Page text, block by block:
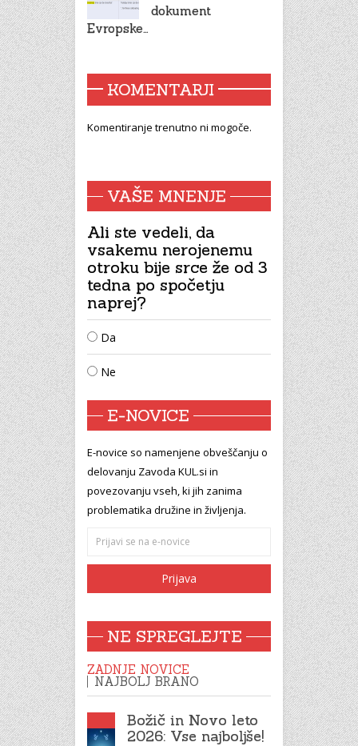
dokument
Evropske…
KOMENTARJI
Komentiranje trenutno ni mogoče.
VAŠE MNENJE
Ali ste vedeli, da
vsakemu nerojenemu
otroku bije srce že od 3
tedna po spočetju
naprej?
Da
Ne
E-NOVICE
E-novice so namenjene obveščanju o
delovanju Zavoda KUL.si in
povezovanju vseh, ki jih zanima
problematika družine in življenja.
NE SPREGLEJTE
ZADNJE NOVICE
NAJBOLJ BRANO
Božič in Novo leto
2026: Vse najboljše!